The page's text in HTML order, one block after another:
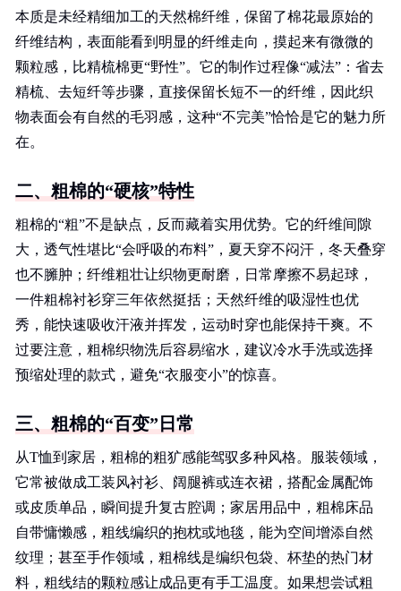
本质是未经精细加工的天然棉纤维，保留了棉花最原始的
纤维结构，表面能看到明显的纤维走向，摸起来有微微的
颗粒感，比精梳棉更“野性”。它的制作过程像“减法”：省去
精梳、去短纤等步骤，直接保留长短不一的纤维，因此织
物表面会有自然的毛羽感，这种“不完美”恰恰是它的魅力所
在。
二、粗棉的“硬核”特性
粗棉的“粗”不是缺点，反而藏着实用优势。它的纤维间隙
大，透气性堪比“会呼吸的布料”，夏天穿不闷汗，冬天叠穿
也不臃肿；纤维粗壮让织物更耐磨，日常摩擦不易起球，
一件粗棉衬衫穿三年依然挺括；天然纤维的吸湿性也优
秀，能快速吸收汗液并挥发，运动时穿也能保持干爽。不
过要注意，粗棉织物洗后容易缩水，建议冷水手洗或选择
预缩处理的款式，避免“衣服变小”的惊喜。
三、粗棉的“百变”日常
从T恤到家居，粗棉的粗犷感能驾驭多种风格。服装领域，
它常被做成工装风衬衫、阔腿裤或连衣裙，搭配金属配饰
或皮质单品，瞬间提升复古腔调；家居用品中，粗棉床品
自带慵懒感，粗线编织的抱枕或地毯，能为空间增添自然
纹理；甚至手作领域，粗棉线是编织包袋、杯垫的热门材
料，粗线结的颗粒感让成品更有手工温度。如果想尝试粗